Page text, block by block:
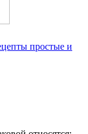
простые и